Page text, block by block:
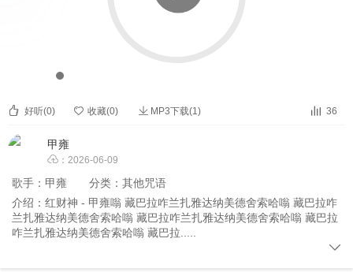
 好听(0)  收藏(0)  MP3下载(1)  36
甲雍
 ：2026-06-09
歌手： 甲雍 分类： 其他咒语
介绍：红财神 - 甲雍嗡 藏巴拉咋兰扎雅达纳美德舍索哈嗡 藏巴拉咋
兰扎雅达纳美德舍索哈嗡 藏巴拉咋兰扎雅达纳美德舍索哈嗡 藏巴拉
咋兰扎雅达纳美德舍索哈嗡 藏巴拉.....
